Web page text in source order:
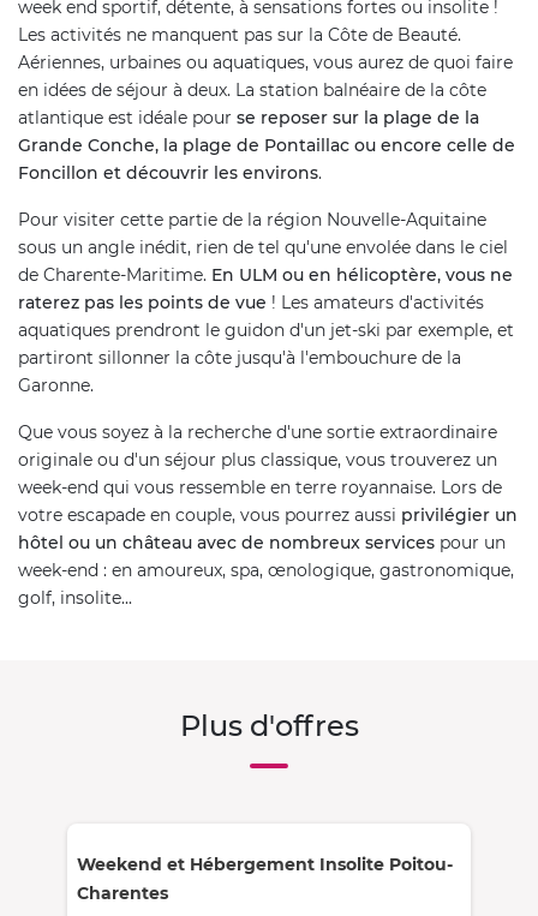
week end sportif, détente, à sensations fortes ou insolite !
Les activités ne manquent pas sur la Côte de Beauté.
Aériennes, urbaines ou aquatiques, vous aurez de quoi faire
en idées de séjour à deux. La station balnéaire de la côte
atlantique est idéale pour se reposer sur la plage de la
Grande Conche, la plage de Pontaillac ou encore celle de
Foncillon et découvrir les environs.
Pour visiter cette partie de la région Nouvelle-Aquitaine
sous un angle inédit, rien de tel qu'une envolée dans le ciel
de Charente-Maritime. En ULM ou en hélicoptère, vous ne
raterez pas les points de vue ! Les amateurs d'activités
aquatiques prendront le guidon d'un jet-ski par exemple, et
partiront sillonner la côte jusqu'à l'embouchure de la
Garonne.
Que vous soyez à la recherche d'une sortie extraordinaire
originale ou d'un séjour plus classique, vous trouverez un
week-end qui vous ressemble en terre royannaise. Lors de
votre escapade en couple, vous pourrez aussi privilégier un
hôtel ou un château avec de nombreux services pour un
week-end : en amoureux, spa, œnologique, gastronomique,
golf, insolite...
Plus d'offres
Weekend et Hébergement Insolite Poitou-
Charentes